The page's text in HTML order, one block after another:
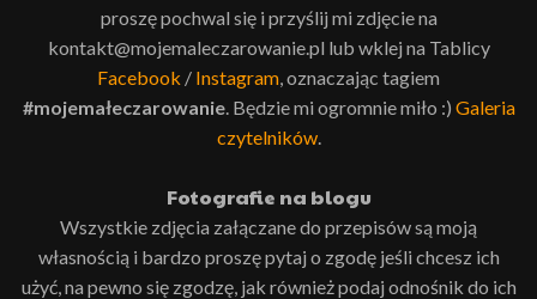
proszę pochwal się i przyślij mi zdjęcie na
kontakt@mojemaleczarowanie.pl lub wklej na Tablicy
Facebook / Instagram , oznaczając tagiem
#mojemałeczarowanie. Będzie mi ogromnie miło :) Galeria
czytelników.
Fotografie na blogu
Wszystkie zdjęcia załączane do przepisów są moją
własnością i bardzo proszę pytaj o zgodę jeśli chcesz ich
użyć, na pewno się zgodzę, jak również podaj odnośnik do ich